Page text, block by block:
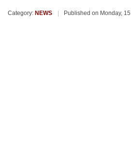
Category: NEWS Published on Monday,